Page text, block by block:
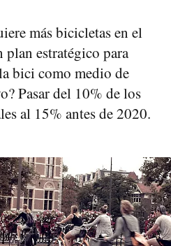
más bicicletas en el
estratégico para
bici como medio de
Pasar del 10% de los
al 15% antes de 2020.